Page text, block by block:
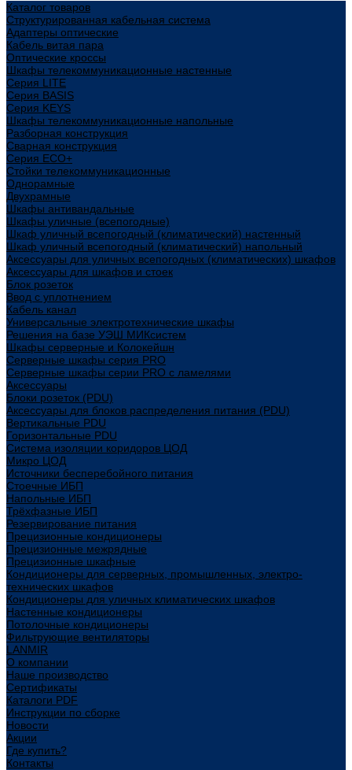
Каталог товаров
Структурированная кабельная система
Адаптеры оптические
Кабель витая пара
Оптические кроссы
Шкафы телекоммуникационные настенные
Cерия LITE
Cерия BASIS
Cерия KEYS
Шкафы телекоммуникационные напольные
Разборная конструкция
Сварная конструкция
Серия ECO+
Стойки телекоммуникационные
Однорамные
Двухрамные
Шкафы антивандальные
Шкафы уличные (всепогодные)
Шкаф уличный всепогодный (климатический) настенный
Шкаф уличный всепогодный (климатический) напольный
Аксессуары для уличных всепогодных (климатических) шкафов
Аксессуары для шкафов и стоек
Блок розеток
Ввод с уплотнением
Кабель канал
Универсальные электротехнические шкафы
Решения на базе УЭШ МИКсистем
Шкафы серверные и Колокейшн
Серверные шкафы серия PRO
Серверные шкафы серии PRO с ламелями
Аксессуары
Блоки розеток (PDU)
Аксессуары для блоков распределения питания (PDU)
Вертикальные PDU
Горизонтальные PDU
Система изоляции коридоров ЦОД
Микро ЦОД
Источники бесперебойного питания
Стоечные ИБП
Напольные ИБП
Трёхфазные ИБП
Резервирование питания
Прецизионные кондиционеры
Прецизионные межрядные
Прецизионные шкафные
Кондиционеры для серверных, промышленных, электро-
технических шкафов
Кондиционеры для уличных климатических шкафов
Настенные кондиционеры
Потолочные кондиционеры
Фильтрующие вентиляторы
LANMIR
О компании
Наше производство
Сертификаты
Каталоги PDF
Инструкции по сборке
Новости
Акции
Где купить?
Контакты